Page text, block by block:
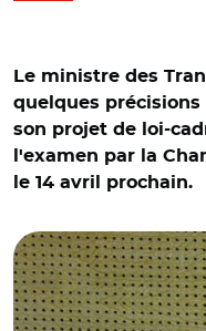
Le ministre des
quelques
son projet de loi-
l'examen par la
le 14 avril prochain.
© Capture vidéo Sénat/